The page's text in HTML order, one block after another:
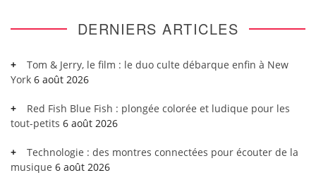
DERNIERS ARTICLES
Tom & Jerry, le film : le duo culte débarque enfin à New
York 6 août 2026
Red Fish Blue Fish : plongée colorée et ludique pour les
tout-petits 6 août 2026
Technologie : des montres connectées pour écouter de la
musique 6 août 2026